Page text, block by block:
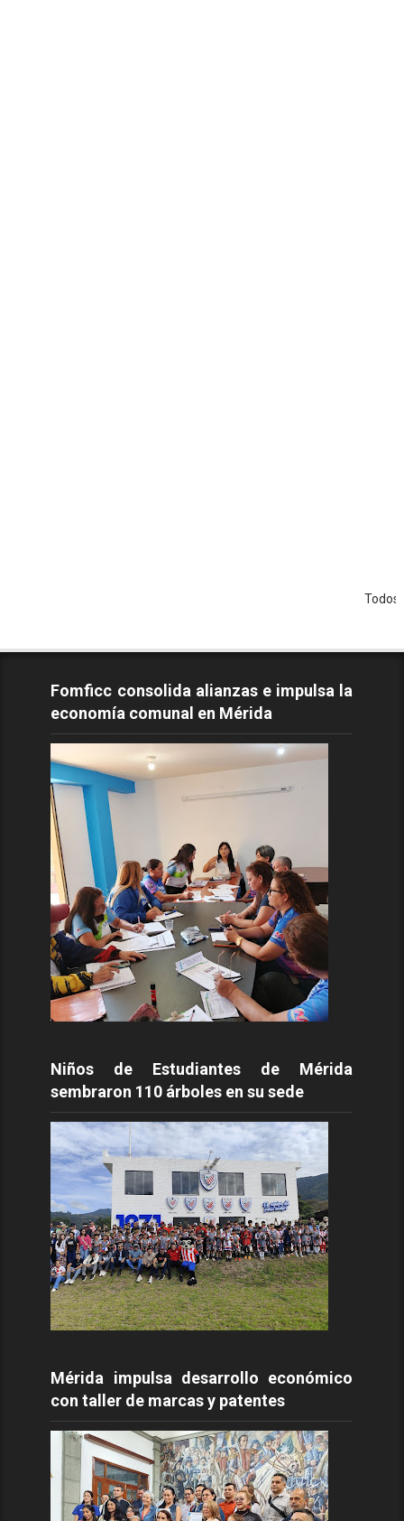
Todos los
Fomficc consolida alianzas e impulsa la
economía comunal en Mérida
Niños de Estudiantes de Mérida
sembraron 110 árboles en su sede
Mérida impulsa desarrollo económico
con taller de marcas y patentes